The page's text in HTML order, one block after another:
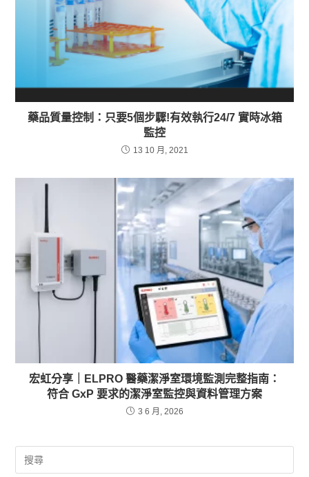
藥品質量控制：只要5個步驟!有效執行24/7 實時冰箱
監控
13 10 月, 2021
宏虹分享｜ELPRO 醫藥潔淨室環境監測完整指南：
符合 GxP 要求的潔淨室監控與資料管理方案
3 6 月, 2026